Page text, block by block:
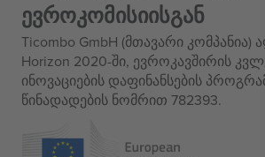
ევროკომისიისგან
Ticombo GmbH (მთავარი კომპანია)
Horizon 2020-ში, ევროკავშირის
ინოვაციების დაფინანსების
წინადადების ნომრით 782393.